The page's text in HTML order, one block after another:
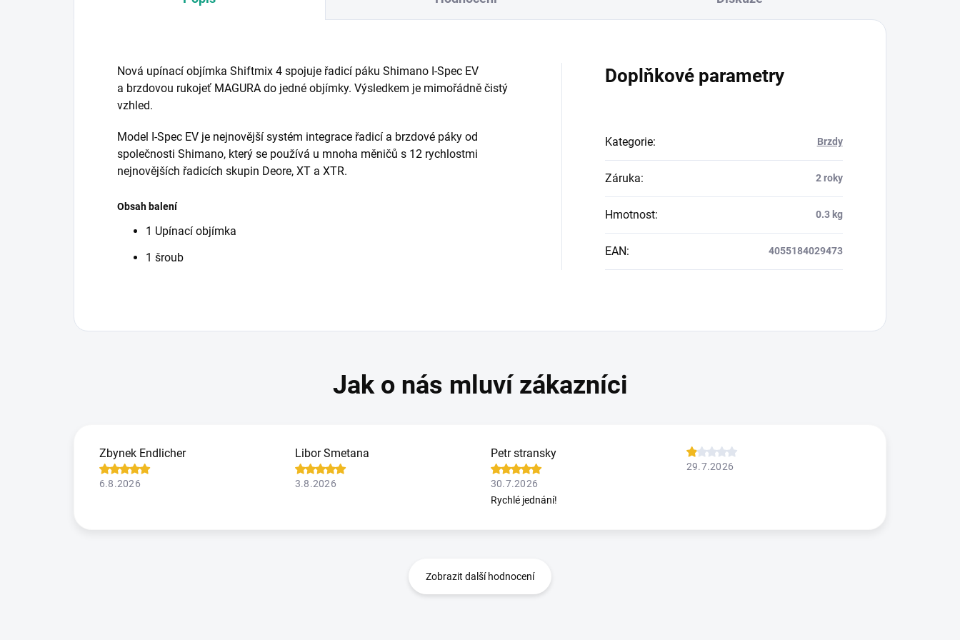
Nová upínací objímka Shiftmix 4 spojuje řadicí páku Shimano I-Spec EV
a brzdovou rukojeť MAGURA do jedné objímky. Výsledkem je mimořádně čistý
vzhled.
Model I-Spec EV je nejnovější systém integrace řadicí a brzdové páky od
společnosti Shimano, který se používá u mnoha měničů s 12 rychlostmi
nejnovějších řadicích skupin Deore, XT a XTR.
Obsah balení
1 Upínací objímka
1 šroub
Doplňkové parametry
Kategorie: Brzdy
Záruka: 2 roky
Hmotnost: 0.3 kg
EAN: 4055184029473
Zbynek Endlicher
6.8.2026
Libor Smetana
3.8.2026
Petr stransky
30.7.2026
Rychlé jednání!
29.7.2026
Zobrazit další hodnocení